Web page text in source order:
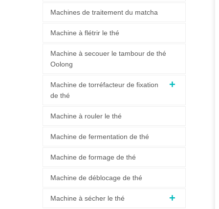
Machines de traitement du matcha
Machine à flétrir le thé
Machine à secouer le tambour de thé
Oolong
Machine de torréfacteur de fixation
de thé
Machine à rouler le thé
Machine de fermentation de thé
Machine de formage de thé
Machine de déblocage de thé
Machine à sécher le thé